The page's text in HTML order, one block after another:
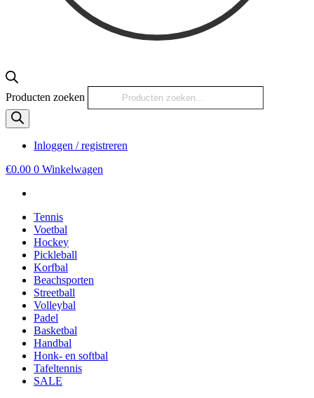
Producten zoeken
Inloggen / registreren
€0.00 0 Winkelwagen
Tennis
Voetbal
Hockey
Pickleball
Korfbal
Beachsporten
Streetball
Volleybal
Padel
Basketbal
Handbal
Honk- en softbal
Tafeltennis
SALE